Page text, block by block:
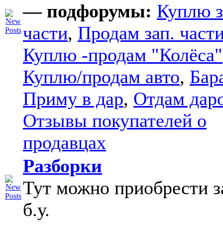
— подфорумы: Куплю
части, Продам зап.
Куплю -продам "Колёса"
Куплю/продам авто,
Приму в дар, Отдам
Отзывы покупателей о
продавцах
Разборки
Тут можно приобрести
б.у.